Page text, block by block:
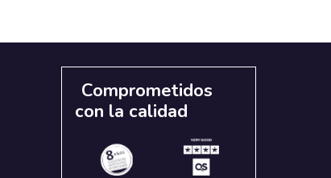
Comprometidos
con la calidad